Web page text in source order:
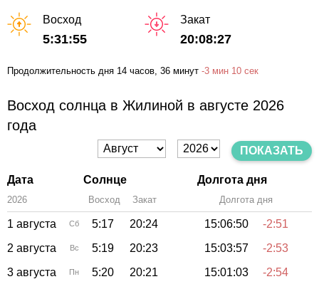
Восход
5:31:55
Закат
20:08:27
Продолжительность дня 14 часов, 36 минут -3 мин 10 сек
Восход солнца в Жилиной в августе 2026
года
ПОКАЗАТЬ
Дата Солнце Долгота дня
2026 Восход Закат Долгота дня
1 августа Сб 5:17 20:24 15:06:50
-2:51
2 августа
Вс 5:19 20:23 15:03:57
-2:53
3 августа
Пн 5:20 20:21 15:01:03
-2:54